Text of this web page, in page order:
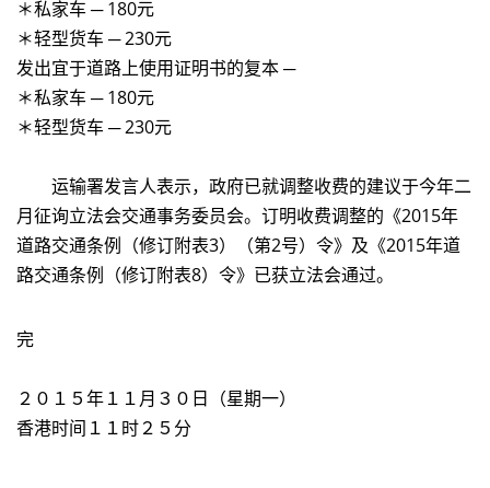
＊私家车 ─ 180元
＊轻型货车 ─ 230元
发出宜于道路上使用证明书的复本 ─
＊私家车 ─ 180元
＊轻型货车 ─ 230元
运输署发言人表示，政府已就调整收费的建议于今年二
月征询立法会交通事务委员会。订明收费调整的《2015年
道路交通条例（修订附表3）（第2号）令》及《2015年道
路交通条例（修订附表8）令》已获立法会通过。
完
２０１５年１１月３０日（星期一）
香港时间１１时２５分